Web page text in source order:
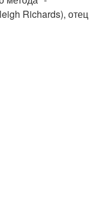
Richards), отец